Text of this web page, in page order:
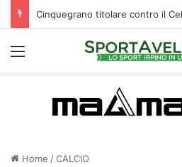
Menu
Home /CALCIO